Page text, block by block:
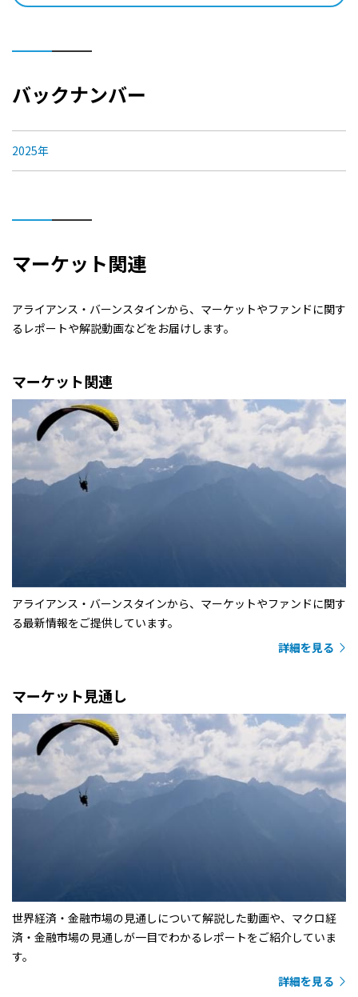
バックナンバー
2025年
マーケット関連
アライアンス・バーンスタインから、マーケットやファンドに関す
るレポートや解説動画などをお届けします。
マーケット関連
アライアンス・バーンスタインから、マーケットやファンドに関す
る最新情報をご提供しています。
詳細を見る
マーケット見通し
世界経済・金融市場の見通しについて解説した動画や、マクロ経
済・金融市場の見通しが一目でわかるレポートをご紹介していま
す。
詳細を見る